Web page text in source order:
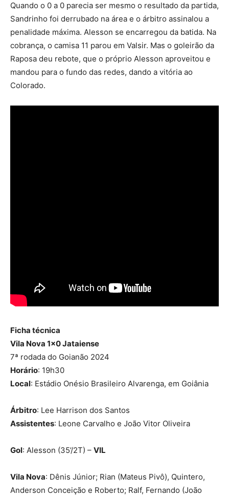
Quando o 0 a 0 parecia ser mesmo o resultado da partida,
Sandrinho foi derrubado na área e o árbitro assinalou a
penalidade máxima. Alesson se encarregou da batida. Na
cobrança, o camisa 11 parou em Valsir. Mas o goleirão da
Raposa deu rebote, que o próprio Alesson aproveitou e
mandou para o fundo das redes, dando a vitória ao
Colorado.
Ficha técnica
Vila Nova 1×0 Jataiense
7ª rodada do Goianão 2024
Horário: 19h30
Local: Estádio Onésio Brasileiro Alvarenga, em Goiânia
Árbitro: Lee Harrison dos Santos
Assistentes: Leone Carvalho e João Vitor Oliveira
Gol: Alesson (35’/2T) – VIL
Vila Nova: Dênis Júnior; Rian (Mateus Pivô), Quintero,
Anderson Conceição e Roberto; Ralf, Fernando (João